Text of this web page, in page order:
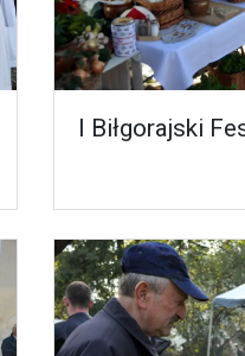
I Biłgorajski